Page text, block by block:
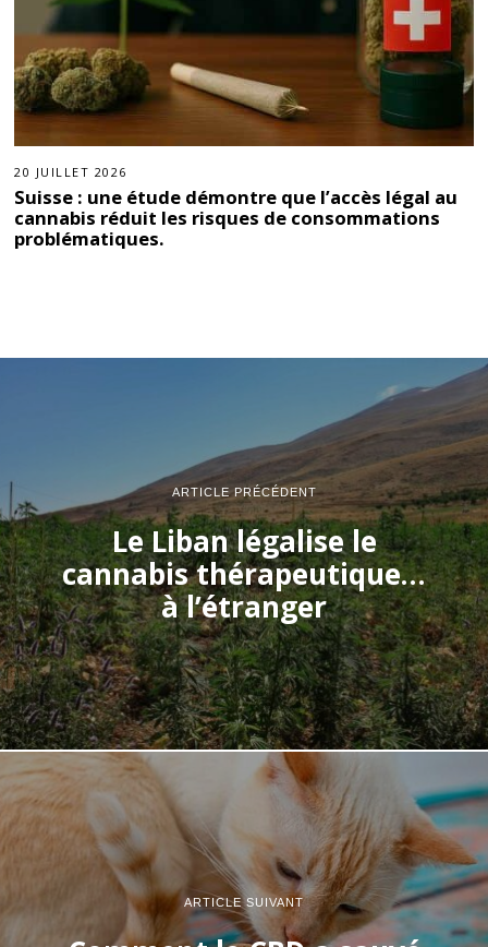
20 JUILLET 2026
Suisse : une étude démontre que l’accès légal au
cannabis réduit les risques de consommations
problématiques.
ARTICLE PRÉCÉDENT
Le Liban légalise le
cannabis thérapeutique…
à l’étranger
ARTICLE SUIVANT